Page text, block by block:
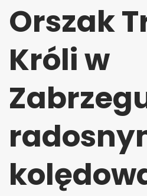
Orszak
Króli w